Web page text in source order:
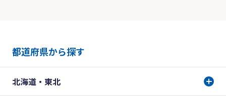
都道府県から探す
北海道・東北